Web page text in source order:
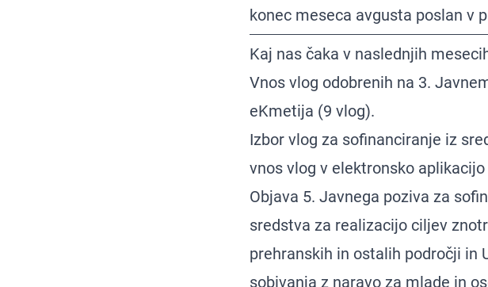
konec meseca avgusta poslan v
Kaj nas čaka v naslednjih
Vnos vlog odobrenih na 3.
eKmetija (9 vlog).
Izbor vlog za sofinanciranje iz
vnos vlog v elektronsko aplikacijo
Objava 5. Javnega poziva za
sredstva za realizacijo ciljev
prehranskih in ostalih področji in
sobivanja z naravo za mlade in